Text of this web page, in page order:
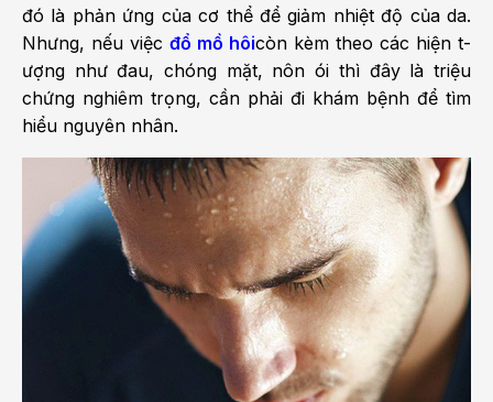
đó là phản ứng của cơ thể để giảm nhiệt độ của da.
Nhưng, nếu việc đổ mồ hôicòn kèm theo các hiện t­
ượng như­ đau, chóng mặt, nôn ói thì đây là triệu
chứng nghiêm trọng, cần phải đi khám bệnh để tìm
hiểu nguyên nhân.